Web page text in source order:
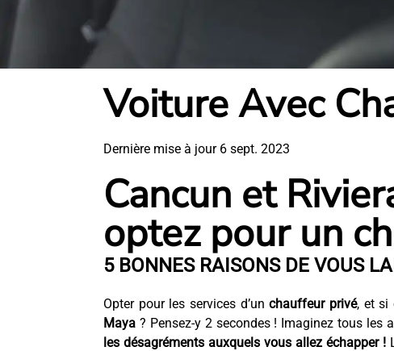
Voiture Avec
Dernière mise à jour 6 sept. 2023
Cancun et
optez pour un
5 BONNES RAISONS DE VOUS
Opter pour les services d’unchauffeur privé, et si
Maya ? Pensez-y 2 secondes ! Imaginez tous les
les désagréments auxquels vous allez échapper !